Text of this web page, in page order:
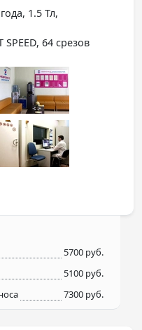
1.5 Тл,
64 срезов
5700 руб.
5100 руб.
7300 руб.